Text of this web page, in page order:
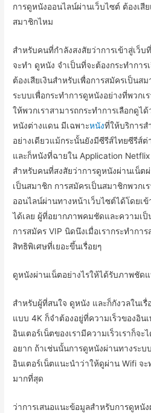
การดูหนังออนไลน์ผ่านเว็บไซต์ ต้องเสี
สมาชิกไหม
สำหรับคนที่กำลังสงสัยว่าการเข้าสู่เว็บ
จะทำ ดูหนัง จำเป็นที่จะต้องกระทำกา
ต้องเสียเงินสำหรับเพื่อการสมัครเป็นส
ระบบเพื่อกระทำการดูหนังอย่างที่พวก
ให้พวกเราสามารถกระทำการเลือกดูไ
หนังต่างแดน มีเฉพาะหนังที่ให้บริการส
อย่างเดียวแม้กระนั้นยังมีซีรีส์ไทยซีรีส์
และก็หนังที่ฉายใน Application Netflix
สำหรับคนที่สงสัยว่าการดูหนังผ่านเน็ต
เป็นสมาชิก การสมัครเป็นสมาชิกพวกเ
ออนไลน์ผ่านทางหน้าเว็บไซต์ได้โดยเ
ได้เลย ผู้ที่อยากภาพคมชัดและความเป็
การสมัคร VIP นิดนึงเมื่อเรากระทำกา
สิทธิพิเศษที่เยอะขึ้นเรื่อยๆ
ดูหนังผ่านเน็ตอย่างไรให้ได้รับภาพชัด
สำหรับผู้ที่สนใจ ดูหนัง และก็กังวลในเ
แบบ 4K ก็จำต้องอยู่ที่ความเร็วของอินเ
อินเตอร์เน็ตของเรามีความเร็วเราก็จ
อยาก ถ้าเช่นนั้นการดูหนังผ่านทางระบ
อินเตอร์เน็ตแนะนำว่าให้ดูผ่าน Wifi จ
มากที่สุด
ว่าการเสนอแนะข้อมูลสำหรับการดูหนั